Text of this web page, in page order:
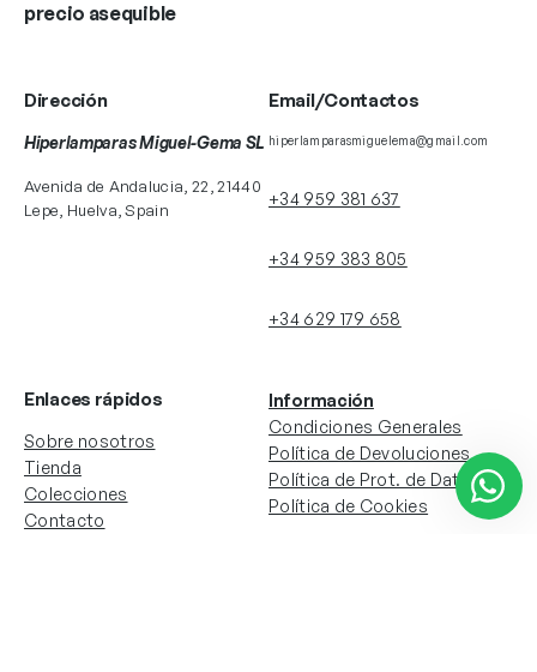
precio asequible
Dirección
Hiperlamparas Miguel-Gema SL
Avenida de Andalucia, 22, 21440
Lepe, Huelva, Spain
Email/Contactos
hiperlamparasmiguelema@gmail.com
+34 959 381 637
+34 959 383 805
+34 629 179 658
Enlaces rápidos
Sobre nosotros
Tienda
Colecciones
Contacto
Información
Condiciones Generales
Política de Devoluciones
Política de Prot. de Datos
Política de Cookies